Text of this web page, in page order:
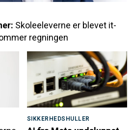
Skoleeleverne er blevet it-
regningen
SIKKERHEDSHULLER